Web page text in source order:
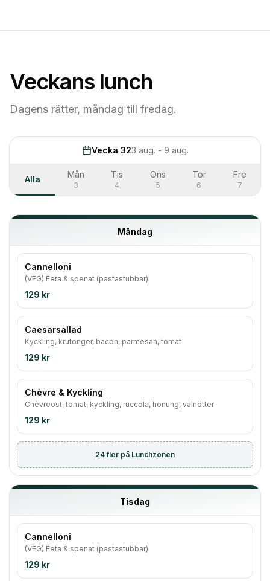
Veckans lunch
Dagens rätter, måndag till fredag.
Vecka 323 aug. - 9 aug.
Alla Mån
3
Tis
4
Ons
5
Tor
6
Fre
7
Måndag
Cannelloni
(VEG) Feta & spenat (pastastubbar)
129 kr
Caesarsallad
Kyckling, krutonger, bacon, parmesan, tomat
129 kr
Chèvre & Kyckling
Chèvreost, tomat, kyckling, ruccola, honung, valnötter
129 kr
24fler på Lunchzonen
Tisdag
Cannelloni
(VEG) Feta & spenat (pastastubbar)
129 kr